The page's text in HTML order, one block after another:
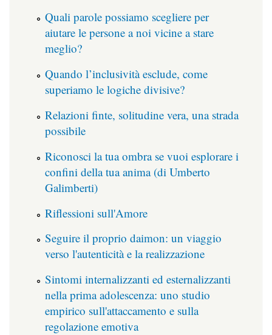
Quali parole possiamo scegliere per
aiutare le persone a noi vicine a stare
meglio?
Quando l’inclusività esclude, come
superiamo le logiche divisive?
Relazioni finte, solitudine vera, una strada
possibile
Riconosci la tua ombra se vuoi esplorare i
confini della tua anima (di Umberto
Galimberti)
Riflessioni sull'Amore
Seguire il proprio daimon: un viaggio
verso l'autenticità e la realizzazione
Sintomi internalizzanti ed esternalizzanti
nella prima adolescenza: uno studio
empirico sull'attaccamento e sulla
regolazione emotiva